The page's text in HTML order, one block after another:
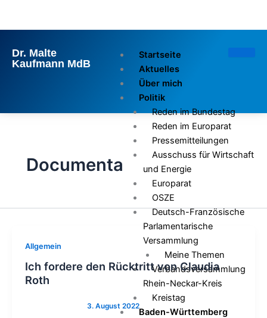
Dr. Malte
Kaufmann MdB
Startseite
Aktuelles
Über mich
Politik
Reden im Bundestag
Reden im Europarat
Pressemitteilungen
Ausschuss für Wirtschaft
und Energie
Europarat
OSZE
Deutsch-Französische
Parlamentarische
Versammlung
Meine Themen
Verbandsversammlung
Rhein-Neckar-Kreis
Kreistag
Baden-Württemberg
Documenta
Allgemein
Ich fordere den Rücktritt von Claudia
Roth